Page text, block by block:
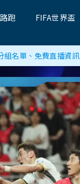
跑 FIFA世界盃
組名單、免費直播資訊